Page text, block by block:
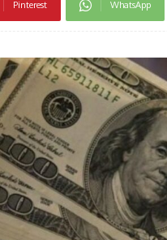
Pinterest WhatsApp